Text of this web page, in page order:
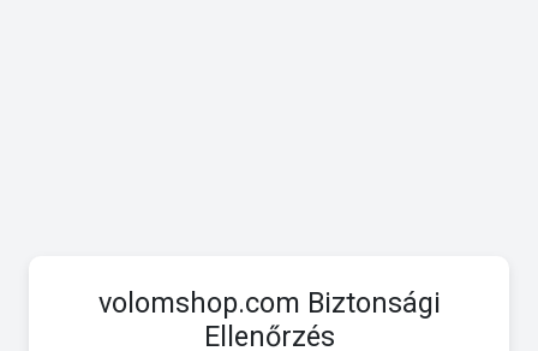
volomshop.com Biztonsági
Ellenőrzés